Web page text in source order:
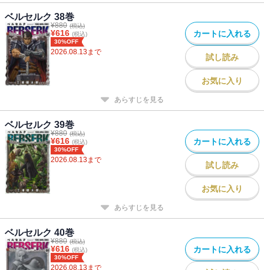
ベルセルク 38巻
¥880 (税込)
¥616 (税込)
30%OFF
2026.08.13まで
カートに入れる
試し読み
お気に入り
あらすじを見る
ベルセルク 39巻
¥880 (税込)
¥616 (税込)
30%OFF
2026.08.13まで
カートに入れる
試し読み
お気に入り
あらすじを見る
ベルセルク 40巻
¥880 (税込)
¥616 (税込)
30%OFF
2026.08.13まで
カートに入れる